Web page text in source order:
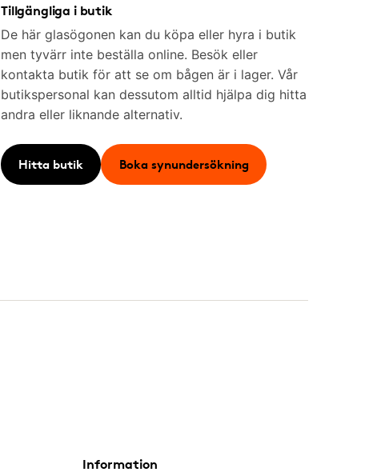
Tillgängliga i butik
De här glasögonen kan du köpa eller hyra i butik
men tyvärr inte beställa online. Besök eller
kontakta butik för att se om bågen är i lager. Vår
butikspersonal kan dessutom alltid hjälpa dig hitta
andra eller liknande alternativ.
Hitta butik Boka synundersökning
Information